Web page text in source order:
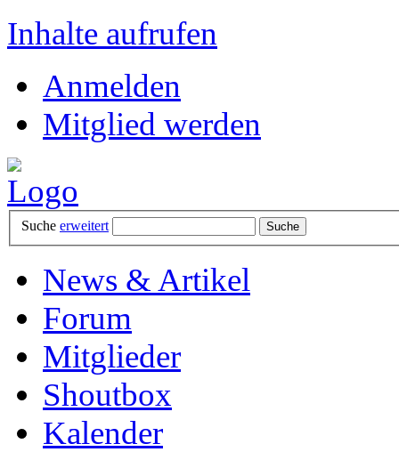
Inhalte aufrufen
Anmelden
Mitglied werden
Suche erweitert
News & Artikel
Forum
Mitglieder
Shoutbox
Kalender